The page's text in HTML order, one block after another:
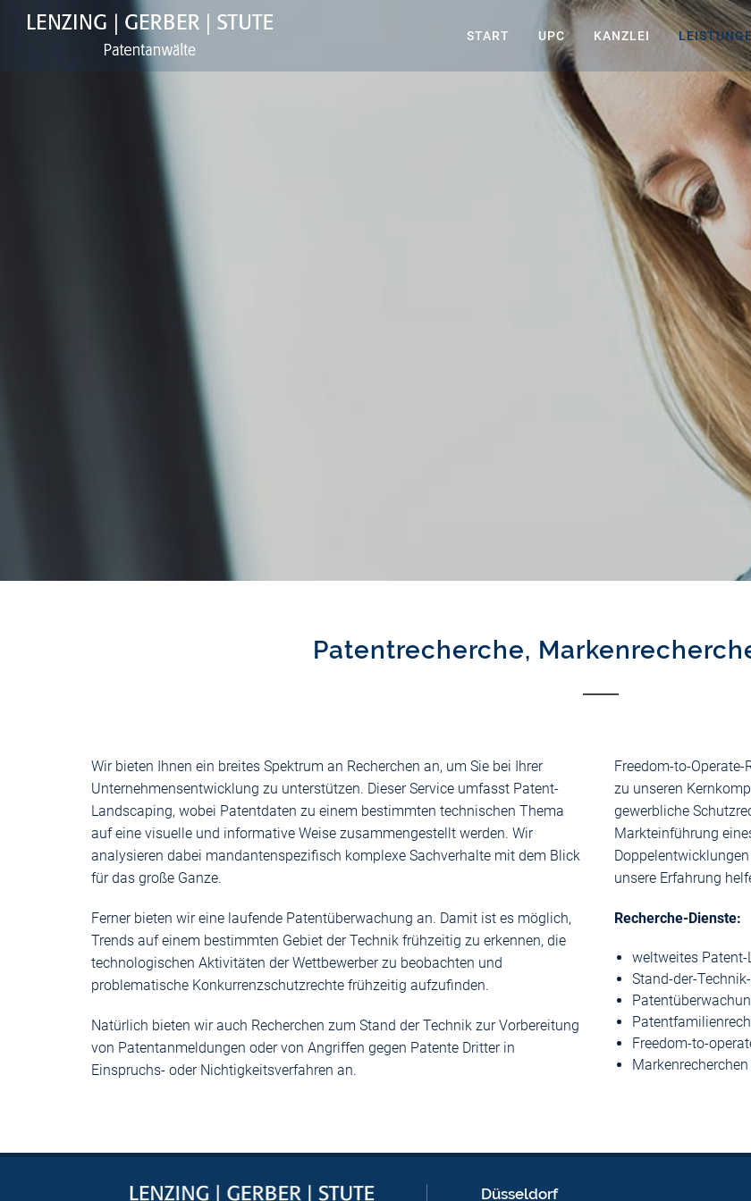
START UPC KANZLEI
Patentrecherche,
Wir bieten Ihnen ein breites Spektrum an Recherchen an, um Sie bei Ihrer
Unternehmensentwicklung zu unterstützen. Dieser Service umfasst Patent-
Landscaping, wobei Patentdaten zu einem bestimmten technischen Thema
auf eine visuelle und informative Weise zusammengestellt werden. Wir
analysieren dabei mandantenspezifisch komplexe Sachverhalte mit dem Blick
für das große Ganze.
Ferner bieten wir eine laufende Patentüberwachung an. Damit ist es möglich,
Trends auf einem bestimmten Gebiet der Technik frühzeitig zu erkennen, die
technologischen Aktivitäten der Wettbewerber zu beobachten und
problematische Konkurrenzschutzrechte frühzeitig aufzufinden.
Natürlich bieten wir auch Recherchen zum Stand der Technik zur Vorbereitung
von Patentanmeldungen oder von Angriffen gegen Patente Dritter in
Einspruchs- oder Nichtigkeitsverfahren an.
Freedom-to-
zu unseren
gewerbliche
Markteinführung
unsere Erfahrung
Recherche-Dienste:
weltweites
Stand-der-
Freedom-to-
Düsseldorf